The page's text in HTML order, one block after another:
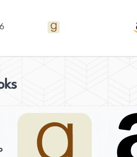
romanziere, Cumming
a The Week magazine come